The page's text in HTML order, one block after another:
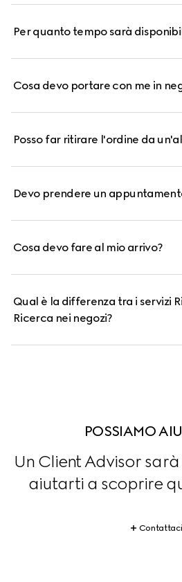
Per quanto tempo sarà
Cosa devo portare con me in
Posso far ritirare l'ordine da
Devo prendere un
Cosa devo fare al mio arrivo?
Qual è la differenza tra i servizi
Ricerca nei negozi?
POSSIAMO
Un Client Advisor
aiutarti a scoprire
Contattaci